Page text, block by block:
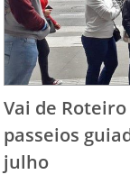
Vai de
passeios
julho